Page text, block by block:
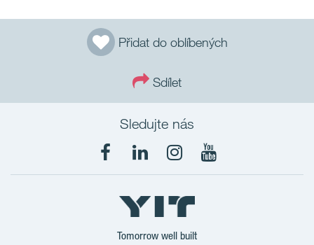
Přidat do oblíbených
Sdílet
Sledujte nás
Tomorrow well built